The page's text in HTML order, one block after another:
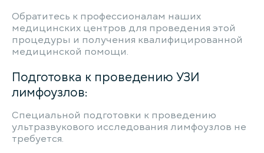
Обратитесь к профессионалам наших
медицинских центров для проведения этой
процедуры и получения квалифицированной
медицинской помощи.
Подготовка к проведению УЗИ
лимфоузлов:
Специальной подготовки к проведению
ультразвукового исследования лимфоузлов не
требуется.